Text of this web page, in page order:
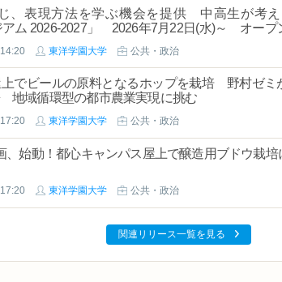
、表現方法を学ぶ機会を提供 中高生が考
アム 2026-2027」 2026年7月22日(水)～ オープ
14:20 東洋学園大学 公共・政治
でビールの原料となるホップを栽培 野村ゼミ
地域循環型の都市農業実現に挑む
17:20 東洋学園大学 公共・政治
、始動！都心キャンパス屋上で醸造用ブドウ栽培
17:20 東洋学園大学 公共・政治
関連リリース一覧を見る